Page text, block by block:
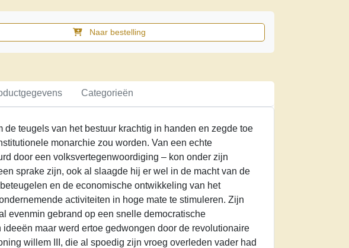
Naar bestelling
Categorieën
de teugels van het bestuur krachtig in handen en zegde toe
monarchie zou worden. Van een echte
door een volksvertegenwoordiging – kon onder zijn
sprake zijn, ook al slaagde hij er wel in de macht van de
en de economische ontwikkeling van het
activiteiten in hoge mate te stimuleren. Zijn
evenmin gebrand op een snelle democratische
maar werd ertoe gedwongen door de revolutionaire
willem III, die al spoedig zijn vroeg overleden vader had